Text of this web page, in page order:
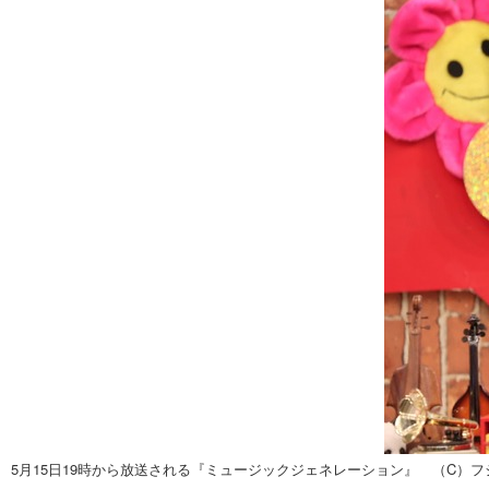
5月15日19時から放送される『ミュージックジェネレーション』 （C）フ